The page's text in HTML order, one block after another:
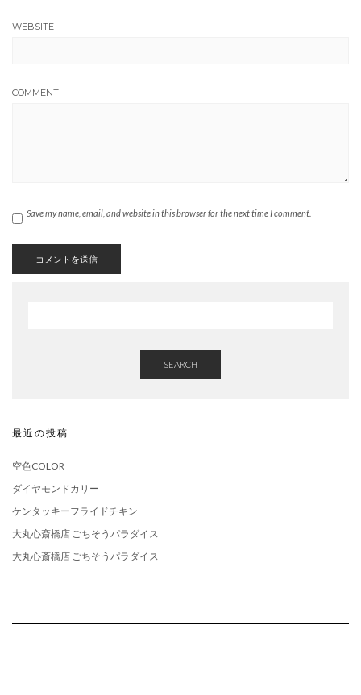
WEBSITE
COMMENT
Save my name, email, and website in this browser for the next time I comment.
SEARCH
最近の投稿
空色COLOR
ダイヤモンドカリー
ケンタッキーフライドチキン
大丸心斎橋店 ごちそうパラダイス
大丸心斎橋店 ごちそうパラダイス